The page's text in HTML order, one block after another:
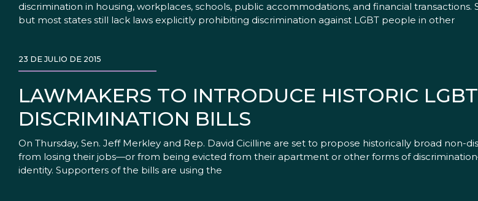
discrimination in housing, workplaces, schools, public accommodations, and financial
but most states still lack laws explicitly prohibiting discrimination against LGBT people in other
LAWMAKERS TO INTRODUCE HISTORIC
DISCRIMINATION BILLS
23 DE JULIO DE 2015
On Thursday, Sen. Jeff Merkley and Rep. David Cicilline are set to propose historically broad non-
from losing their jobs—or from being evicted from their apartment or other forms of
identity. Supporters of the bills are using the